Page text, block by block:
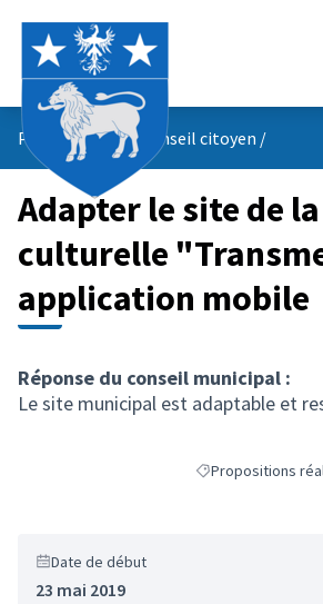
Propositions du conseil citoyen /
Adapter le site de
culturelle
application mobile
Réponse du conseil municipal :
Le site municipal est adaptable et
Filtrer les
Propositions
Date de début
23 mai 2019